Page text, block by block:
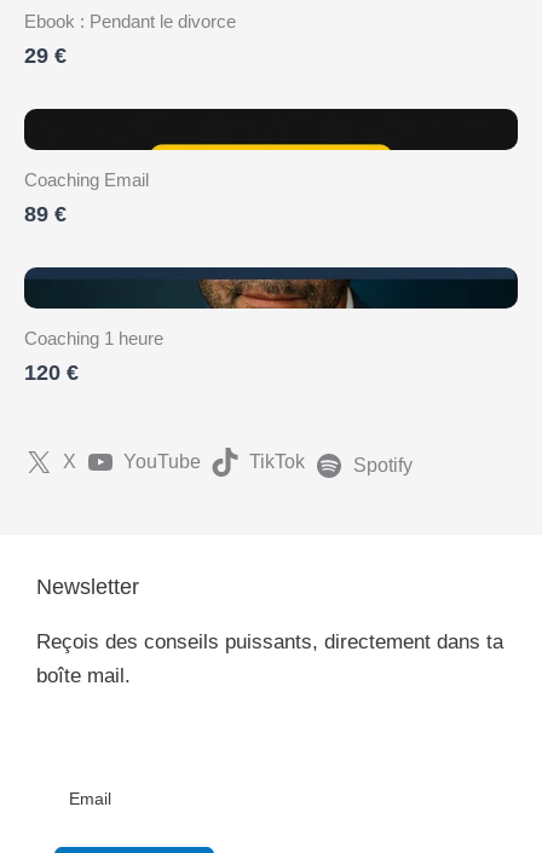
Ebook : Pendant le divorce
29 €
Coaching Email
89 €
Coaching 1 heure
120 €
X YouTube TikTok Spotify
Newsletter
Reçois des conseils puissants, directement dans ta
boîte mail.